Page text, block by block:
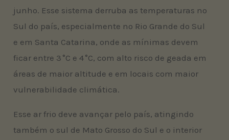
junho. Esse sistema derruba as temperaturas no
Sul do país, especialmente no Rio Grande do Sul
e em Santa Catarina, onde as mínimas devem
ficar entre 3 °C e 4 °C, com alto risco de geada em
áreas de maior altitude e em locais com maior
vulnerabilidade climática.
Esse ar frio deve avançar pelo país, atingindo
também o sul de Mato Grosso do Sul e o interior